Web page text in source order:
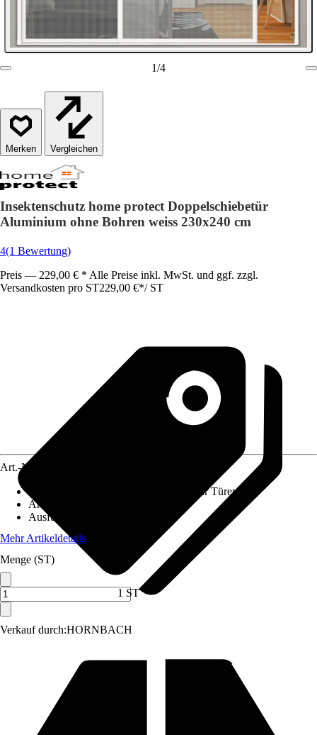
1/4
Vergleichen
Insektenschutz home protect Doppelschiebetür
Aluminium ohne Bohren weiss 230x240 cm
4(1 Bewertung)
Preis — 229,00 € * Alle Preise inkl. MwSt. und ggf. zzgl.
Versandkosten pro ST229,00 €*/ ST
Verkauf durch:HORNBACH
Art.-Nr.
Insektenschutz für Türen
Artikeltyp
Ausführung
Mehr Artikeldetails
Menge (ST)
1 ST